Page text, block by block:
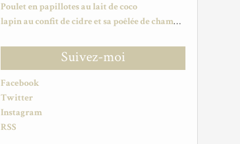
Poulet en papillotes au lait de coco
lapin au confit de cidre et sa poêlée de champignons/courgettes
Suivez-moi
Facebook
Twitter
Instagram
RSS